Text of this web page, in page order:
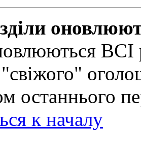
ВСІ
"свіжого"
останнього
к началу